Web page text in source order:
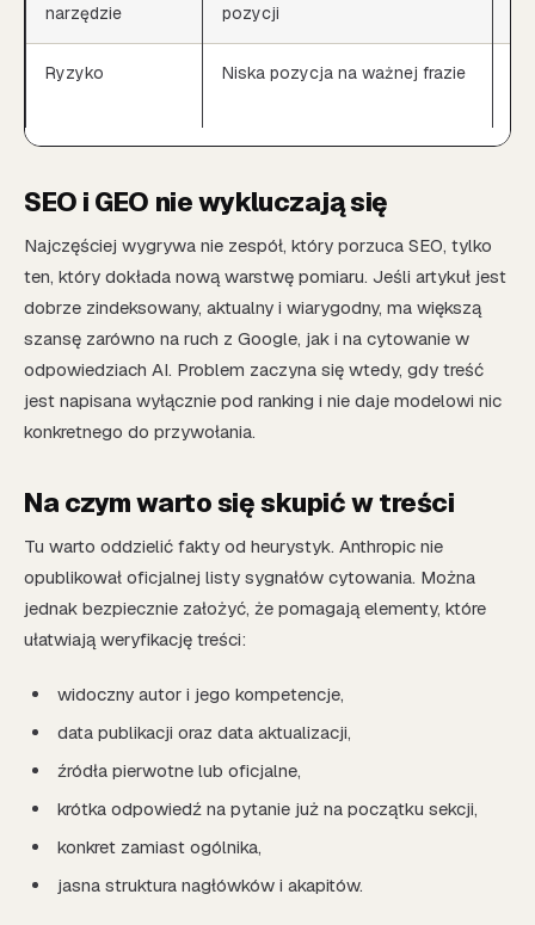
narzędzie
pozycji
Ryzyko Niska pozycja na ważnej frazie
SEO i GEO nie wykluczają się
Najczęściej wygrywa nie zespół, który porzuca SEO, tylko
ten, który dokłada nową warstwę pomiaru. Jeśli artykuł jest
dobrze zindeksowany, aktualny i wiarygodny, ma większą
szansę zarówno na ruch z Google, jak i na cytowanie w
odpowiedziach AI. Problem zaczyna się wtedy, gdy treść
jest napisana wyłącznie pod ranking i nie daje modelowi nic
konkretnego do przywołania.
Na czym warto się skupić w treści
Tu warto oddzielić fakty od heurystyk. Anthropic nie
opublikował oficjalnej listy sygnałów cytowania. Można
jednak bezpiecznie założyć, że pomagają elementy, które
ułatwiają weryfikację treści:
widoczny autor i jego kompetencje,
data publikacji oraz data aktualizacji,
źródła pierwotne lub oficjalne,
krótka odpowiedź na pytanie już na początku sekcji,
konkret zamiast ogólnika,
jasna struktura nagłówków i akapitów.